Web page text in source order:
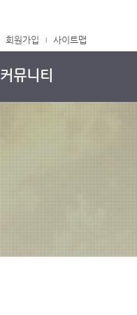
회원가입 사이트맵
커뮤니티
주보
교회소식
중보기도
자유게시판
정착메뉴얼